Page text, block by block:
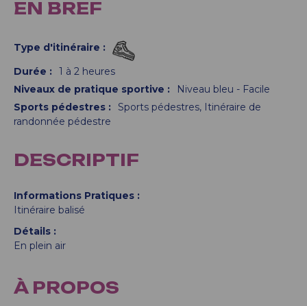
EN BREF
Type d'itinéraire :
Durée : 1 à 2 heures
Niveaux de pratique sportive :
Niveau bleu - Facile
Sports pédestres : Sports pédestres Itinéraire de
randonnée pédestre
DESCRIPTIF
Informations Pratiques
Itinéraire balisé
Détails
En plein air
À PROPOS